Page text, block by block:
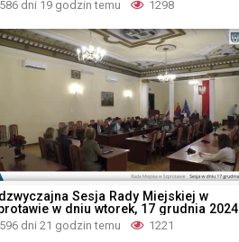
586 dni 19 godzin temu 1298
Sesja Rady Miejskiej w
w dniu wtorek, 17 grudnia 2024
596 dni 21 godzin temu 1221